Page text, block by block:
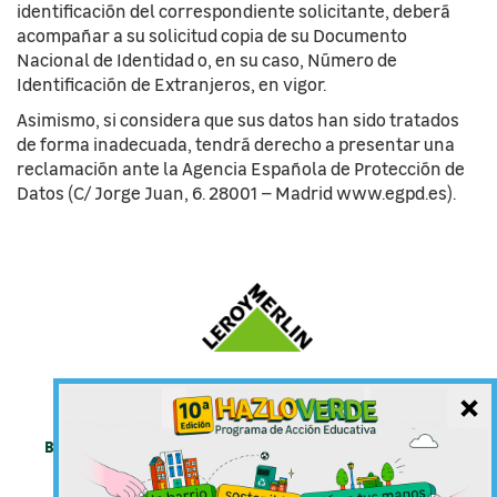
×
identificación del correspondiente solicitante, deberá
acompañar a su solicitud copia de su Documento
Nacional de Identidad o, en su caso, Número de
Identificación de Extranjeros, en vigor.
Asimismo, si considera que sus datos han sido tratados
de forma inadecuada, tendrá derecho a presentar una
reclamación ante la Agencia Española de Protección de
Datos (C/ Jorge Juan, 6. 28001 – Madrid www.egpd.es).
Bases del concurso Política de Cookies
Aviso Legal
Mapa web
Preguntas Frecuentes Contacto